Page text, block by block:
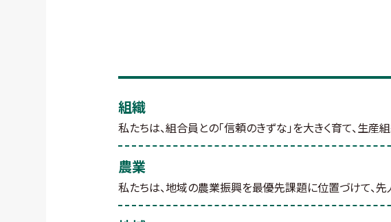
組織
私たちは、組合員との「信頼のきずな」を大きく育て、生
農業
私たちは、地域の農業振興を最優先課題に位置づけて、先